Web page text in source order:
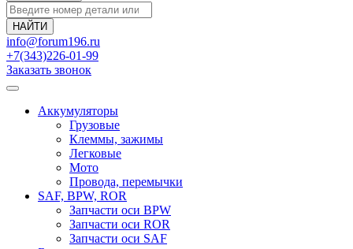
info@forum196.ru
+7(343)226-01-99
Заказать звонок
Аккумуляторы
Грузовые
Клеммы, зажимы
Легковые
Мото
Провода, перемычки
SAF, BPW, ROR
Запчасти оси BPW
Запчасти оси ROR
Запчасти оси SAF